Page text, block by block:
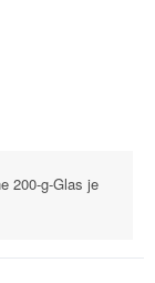
200-g-Glas je